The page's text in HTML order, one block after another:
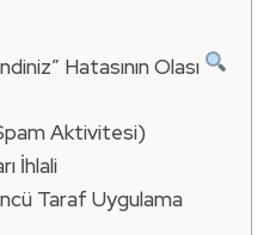
Hatasının Olası
Aktivitesi)
İhlali
Taraf Uygulama